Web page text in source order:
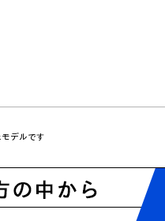
デルです